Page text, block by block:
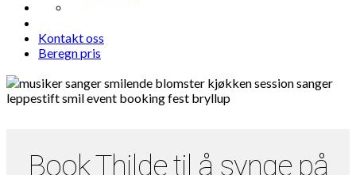
Kontakt oss
Beregn pris
Book Thilde til å synge på